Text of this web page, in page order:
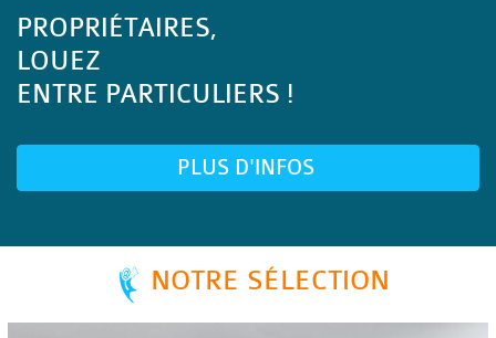
PROPRIÉTAIRES,
LOUEZ
ENTRE PARTICULIERS !
PLUS D'INFOS
NOTRE SÉLECTION